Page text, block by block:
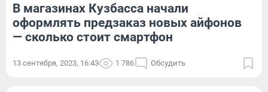
В магазинах Кузбасса начали
оформлять предзаказ новых айфонов
— сколько стоит смартфон
13 сентября, 2023, 16:43 1 786 Обсудить